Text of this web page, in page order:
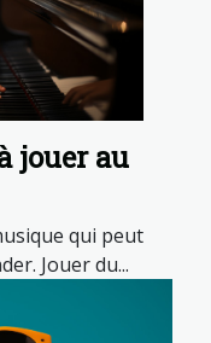
jouer au
qui peut
Jouer du...